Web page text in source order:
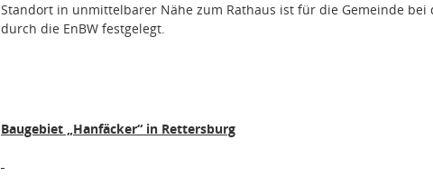
Standort in unmittelbarer Nähe zum Rathaus ist für die Gemeinde
durch die EnBW festgelegt.
Baugebiet „Hanfäcker“ in Rettersburg